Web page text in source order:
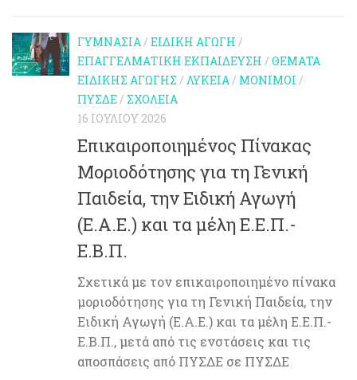
ΓΥΜΝΆΣΙΑ/ ΕΙΔΙΚΉ ΑΓΩΓΉ /
ΕΠΑΓΓΕΛΜΑΤΙΚΉ ΕΚΠΑΊΔΕΥΣΗ / ΘΈΜΑΤΑ
ΕΙΔΙΚΉΣ ΑΓΩΓΉΣ / ΛΎΚΕΙΑ/ ΜΌΝΙΜΟΙ /
ΠΥΣΔΕ/ ΣΧΟΛΕΊΑ
16 ΙΟΥΛΊΟΥ 2026
Eπικαιροποιημένος Πίνακας
Μοριοδότησης για τη Γενική
Παιδεία, την Ειδική Αγωγή
(Ε.Α.Ε.) και τα μέλη Ε.Ε.Π.-
Ε.Β.Π.
Σχετικά με τον επικαιροποιημένο πίνακα
μοριοδότησης για τη Γενική Παιδεία, την
Ειδική Αγωγή (Ε.Α.Ε.) και τα μέλη Ε.Ε.Π.-
Ε.Β.Π., μετά από τις ενστάσεις και τις
αποσπάσεις από ΠΥΣΔΕ σε ΠΥΣΔΕ